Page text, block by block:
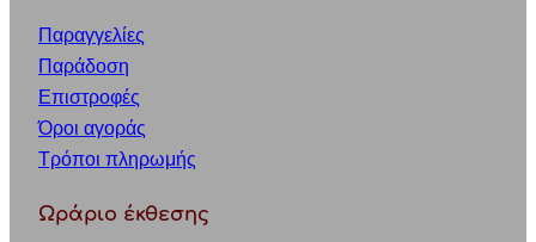
Παραγγελίες
Παράδοση
Επιστροφές
Όροι αγοράς
Τρόποι πληρωμής
Ωράριο έκθεσης